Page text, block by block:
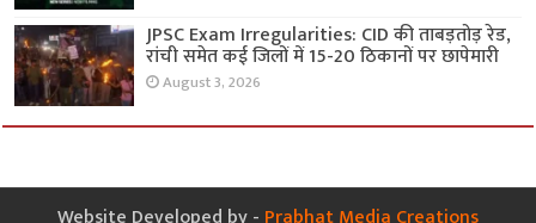
JPSC Exam Irregularities: CID की ताबड़तोड़ रेड,
रांची समेत कई जिलों में 15-20 ठिकानों पर छापेमारी
August 3, 2026